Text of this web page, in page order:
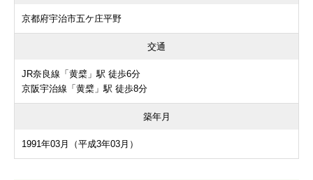
京都府宇治市五ケ庄平野
交通
JR奈良線「黄檗」駅 徒歩6分
京阪宇治線「黄檗」駅 徒歩8分
築年月
1991年03月（平成3年03月）